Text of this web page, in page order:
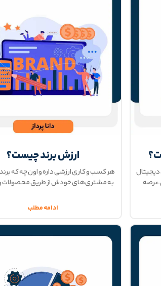
دیجیتال
عرصه
ارزش برند چیست؟
هر کسب و کاری ارزشی داره و اون چه که
به مشتری‌های خودش از طریق محصولات
ادامه مطلب